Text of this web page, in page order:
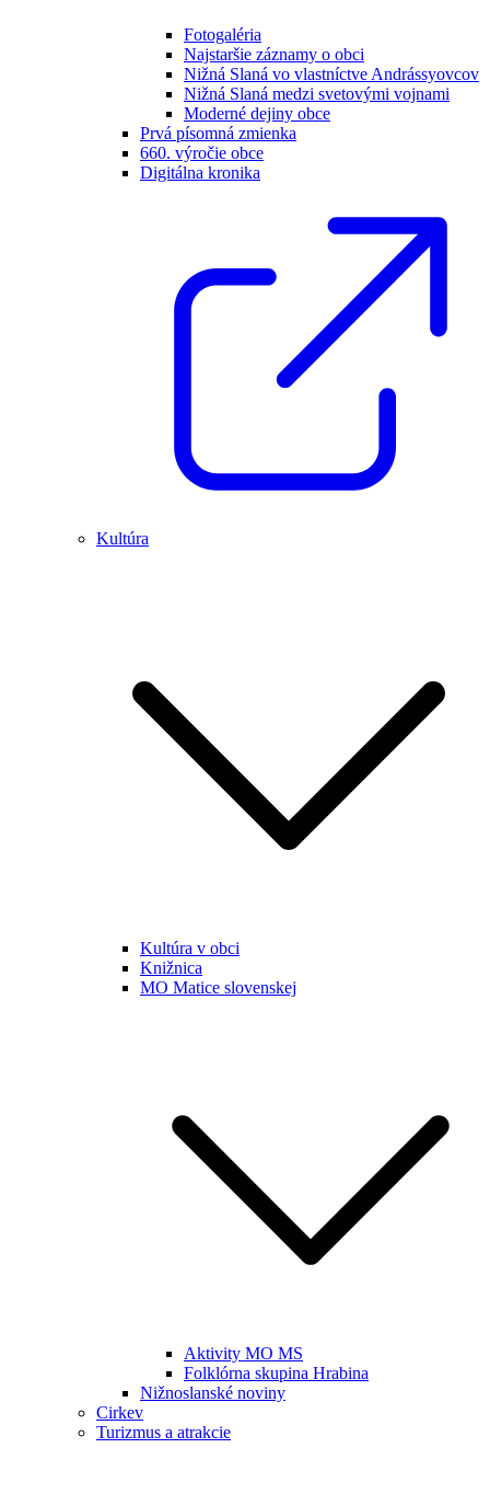
Fotogaléria
Najstaršie záznamy o obci
Nižná Slaná vo vlastníctve Andrássyovcov
Nižná Slaná medzi svetovými vojnami
Moderné dejiny obce
Prvá písomná zmienka
660. výročie obce
Digitálna kronika
Kultúra
Kultúra v obci
Knižnica
MO Matice slovenskej
Aktivity MO MS
Folklórna skupina Hrabina
Nižnoslanské noviny
Cirkev
Turizmus a atrakcie